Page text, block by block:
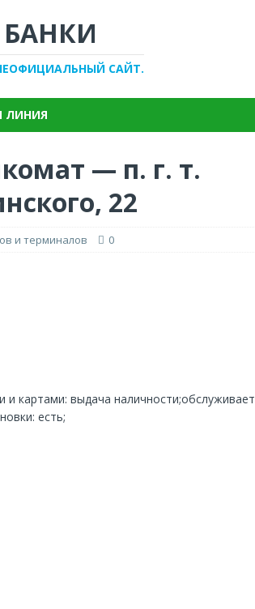
САЙТ.
ЛИНИЯ
— п. г. т.
22
и терминалов 0
и картами: выдача наличности;обслуживает
есть;